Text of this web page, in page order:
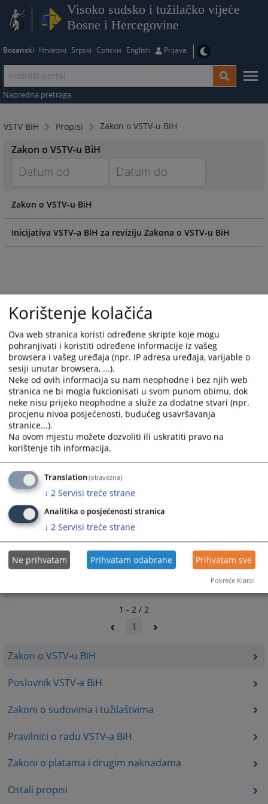
Visoko sudsko i tužilačko vijeće
Bosne i Hercegovine
Bosanski Hrvatski Srpski Српски English Prijava
Napredna pretraga
VSTV BiH Propisi Zakon o VSTV-u BiH
Zakon o VSTV-u BiH
Poslovnik VSTV-a BiH
Zakoni o sudovima i tužilaštvima
Pravilnici o radu VSTV-a BiH
Zakoni o platama i drugim naknadama
Ostali propisi
Zakon o VSTV-u BiH
forward
to
interact
with
select
a
date.
Press
the
question
mark
key
to
get
the
keyboard
shortcuts
for
changing
dates.
to
interact
with
select
a
date.
Press
the
question
mark
key
to
get
keyboard
shortcuts
changing
dates.
Zakon o VSTV-u BiH
Inicijativa VSTV-a BiH za reviziju Zakona o VSTV-u BiH
1 - 2 / 2
1
Korištenje kolačića
Ova web stranica koristi određene skripte koje mogu
pohranjivati i koristiti određene informacije iz vašeg
browsera i vašeg uređaja (npr. IP adresa uređaja, varijable o
sesiji unutar browsera, ...).
Neke od ovih informacija su nam neophodne i bez njih web
stranica ne bi mogla fukcionisati u svom punom obimu, dok
neke nisu prijeko neophodne a služe za dodatne stvari (npr.
procjenu nivoa posjećenosti, budućeg usavršavanja
stranice...).
Na ovom mjestu možete dozvoliti ili uskratiti pravo na
korištenje tih informacija.
Translation(obavezna)
↓ 2 Servisi treće strane
Analitika o posjećenosti stranica
↓ 2 Servisi treće strane
Ne prihvatam Prihvatam odabrane Prihvatam sve
Pokreće Klaro!